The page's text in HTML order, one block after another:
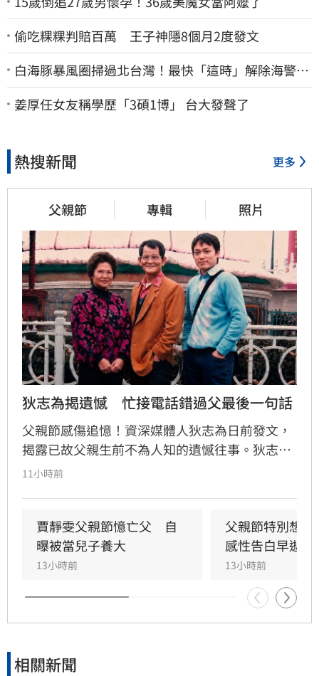
偷吃粿粿判賠百萬 王子神隱8個月2度發文
白海豚暴風圈掃過北台灣！最快「這時」解除海警
9日停班停課一覽
姜厚任女友稱學歷「3碩1博」 台大發聲了
熱搜新聞 更多
父親節 專輯 照片
狄志為揭遺憾　忙接電話錯過父最後一句話
父親節感傷追憶！資深媒體人狄志為日前發文，
揭露已故父親生前不為人知的遺憾往事。狄志為
透露，父親一生以海為家，兩人相處時間極少，
在門外落淚。最讓狄志為心碎的是，當年陪病重
父親曬太陽時，自己因忙於接工作電話而忽視了
父親，沒想到那竟是父子最後的相處，父親回房
後便陷入永眠。這段錯過的對話成為他20年來心
中最深的遺憾，他以此感嘆，有些電話晚點接沒
關係，但錯過的親情與話語，可能再也無法挽
11小時前
賈靜雯父親節憶亡父　自
曝被當兒子養大
13小時前
父親節特別想
感性告白早逝父
13小時前
相關新聞